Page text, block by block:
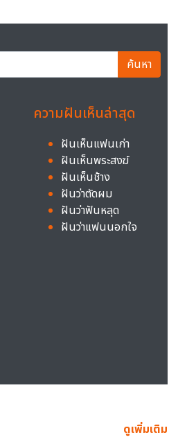
ค้นหา
ความฝันเห็นล่าสุด
ฝันเห็นแฟนเก่า
ฝันเห็นพระสงฆ์
ฝันเห็นช้าง
ฝันว่าตัดผม
ฝันว่าฟันหลุด
ฝันว่าแฟนนอกใจ
ดูเพิ่มเติม